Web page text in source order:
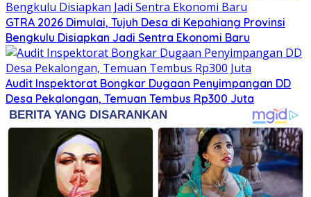
GTRA 2026 Dimulai, Tujuh Desa di Kepahiang Provinsi
Bengkulu Disiapkan Jadi Sentra Ekonomi Baru
Audit Inspektorat Bongkar Dugaan Penyimpangan DD
Desa Pekalongan, Temuan Tembus Rp300 Juta